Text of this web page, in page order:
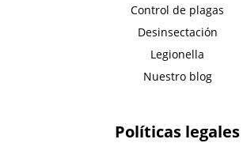
Control de plagas
Desinsectación
Legionella
Nuestro blog
Políticas legales